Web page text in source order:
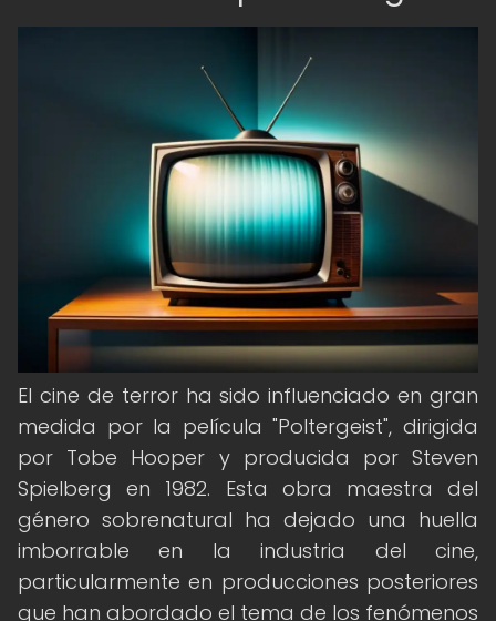
El cine de terror ha sido influenciado en gran
medida por la película "Poltergeist", dirigida
por Tobe Hooper y producida por Steven
Spielberg en 1982. Esta obra maestra del
género sobrenatural ha dejado una huella
imborrable en la industria del cine,
particularmente en producciones posteriores
que han abordado el tema de los fenómenos